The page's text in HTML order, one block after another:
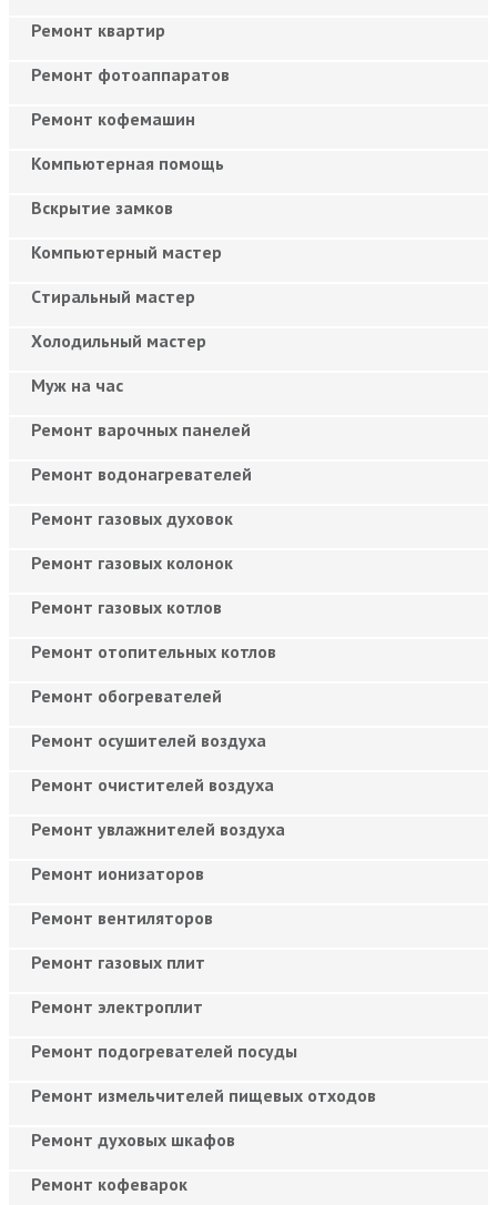
Ремонт квартир
Ремонт фотоаппаратов
Ремонт кофемашин
Компьютерная помощь
Вскрытие замков
Компьютерный мастер
Cтиральный мастер
Холодильный мастер
Муж на час
Ремонт варочных панелей
Ремонт водонагревателей
Ремонт газовых духовок
Ремонт газовых колонок
Ремонт газовых котлов
Ремонт отопительных котлов
Ремонт обогревателей
Ремонт осушителей воздуха
Ремонт очистителей воздуха
Ремонт увлажнителей воздуха
Ремонт ионизаторов
Ремонт вентиляторов
Ремонт газовых плит
Ремонт электроплит
Ремонт подогревателей посуды
Ремонт измельчителей пищевых отходов
Ремонт духовых шкафов
Ремонт кофеварок